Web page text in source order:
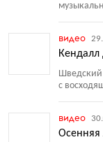
видео
Кендалл
Шведский
с
видео
Осенняя